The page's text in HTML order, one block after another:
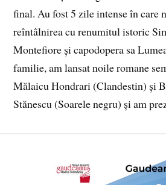
final. Au fost 5 zile intense în care
reîntâlnirea cu renumitul istoric
Montefiore și capodopera sa
familie, am lansat noile romane
Mălaicu Hondrari (Clandestin) și
Stănescu (Soarele negru) și am